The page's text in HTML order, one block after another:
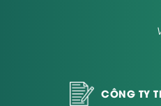
CÔNG TY